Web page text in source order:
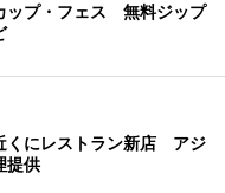
ップ・フェス 無料ジップ
くにレストラン新店 アジ
提供